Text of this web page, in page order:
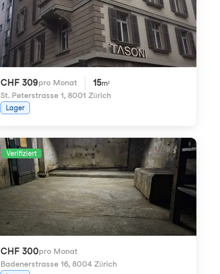
CHF 309pro Monat 15m²
St. Peterstrasse 1, 8001 Zürich
Lager
Verifiziert
CHF 300pro Monat
Badenerstrasse 16, 8004 Zürich